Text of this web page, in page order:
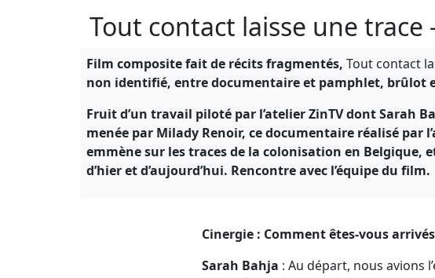
Tout contact laisse une trace
Film composite fait de récits fragmentés, Tout contact
non identifié, entre documentaire et pamphlet, brûlot
Fruit d’un travail piloté par l’atelier ZinTV dont Sarah
menée par Milady Renoir, ce documentaire réalisé par
emmène sur les traces de la colonisation en Belgique,
d’hier et d’aujourd’hui. Rencontre avec l’équipe du film.
Cinergie : Comment êtes-vous
Sarah Bahja : Au départ, nous avions